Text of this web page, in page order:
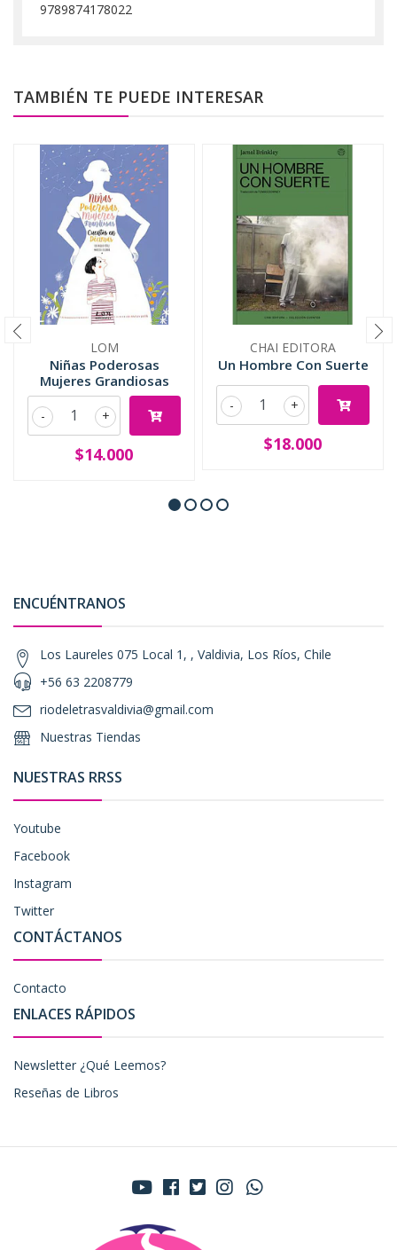
9789874178022
TAMBIÉN TE PUEDE INTERESAR
LOM
Niñas Poderosas
Mujeres Grandiosas
+
-
$14.000
CHAI EDITORA
Un Hombre Con Suerte
+
-
$18.000
ENCUÉNTRANOS
Los Laureles 075 Local 1, , Valdivia, Los Ríos, Chile
+56 63 2208779
riodeletrasvaldivia@gmail.com
Nuestras Tiendas
NUESTRAS RRSS
Youtube
Facebook
Instagram
Twitter
CONTÁCTANOS
Contacto
ENLACES RÁPIDOS
Newsletter ¿Qué Leemos?
Reseñas de Libros